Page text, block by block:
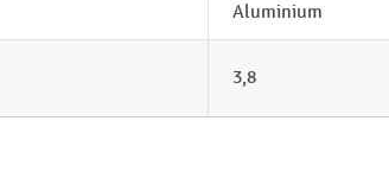
Aluminium
3,8